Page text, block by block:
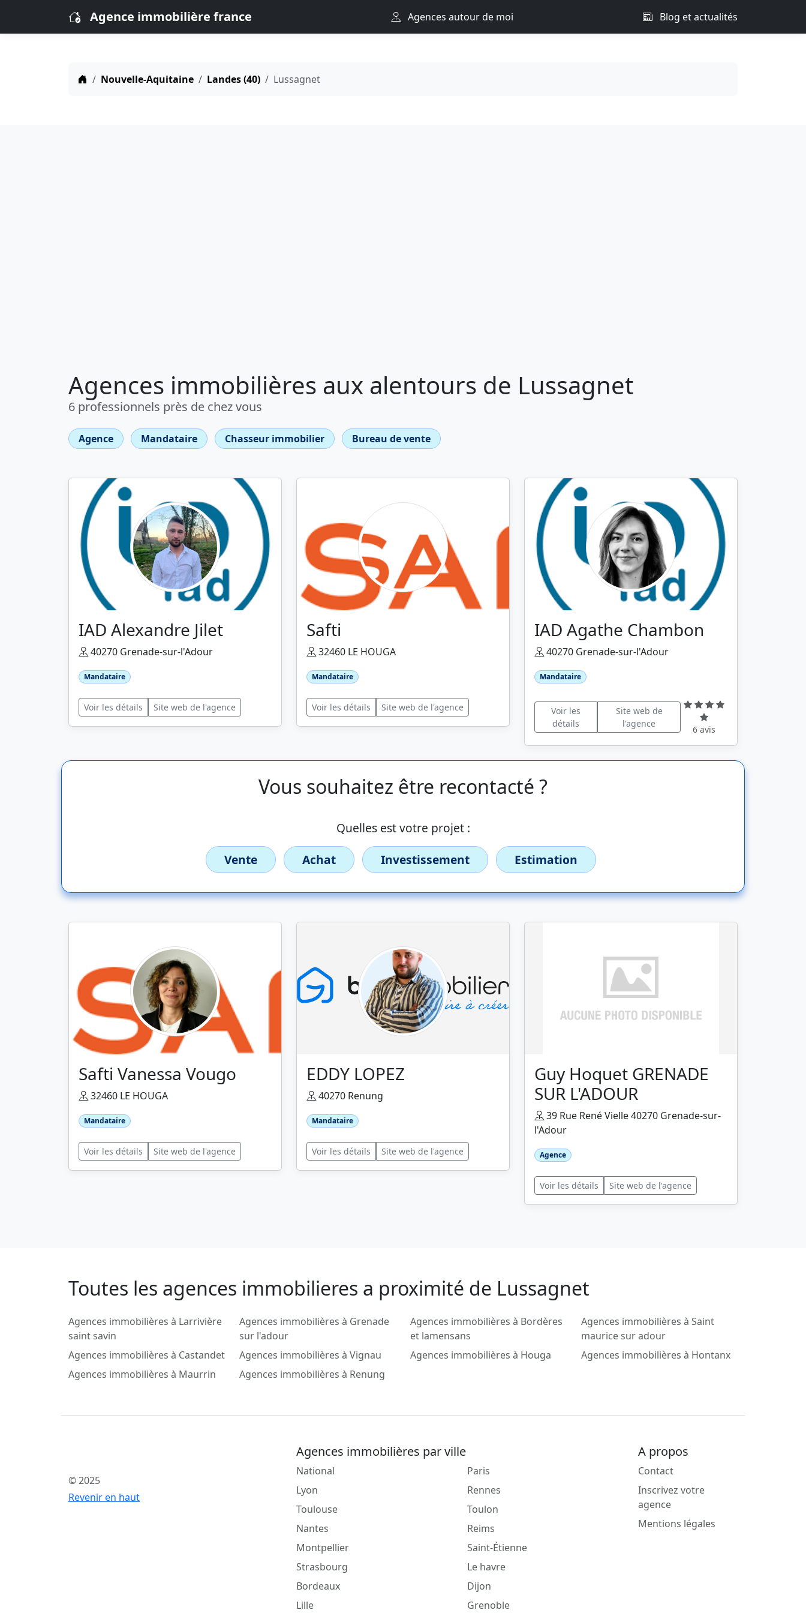
Agence immobilière france Agences autour de moi Blog et actualités
Nouvelle-Aquitaine Landes (40) Lussagnet
Agences immobilières aux alentours de Lussagnet
6 professionnels près de chez vous
Agence Mandataire Chasseur immobilier Bureau de vente
IAD Alexandre Jilet
40270 Grenade-sur-l'Adour
Mandataire
Voir les détails Site web de l'agence
Safti
32460 LE HOUGA
Mandataire
Voir les détails Site web de l'agence
IAD Agathe Chambon
40270 Grenade-sur-l'Adour
Mandataire
Voir les
détails
Site web de
l'agence
6 avis
Vous souhaitez être recontacté ?
Quelles est votre projet :
Vente
Achat Investissement Estimation
Safti Vanessa Vougo
32460 LE HOUGA
Mandataire
Voir les détails Site web de l'agence
EDDY LOPEZ
40270 Renung
Mandataire
Voir les détails Site web de l'agence
Guy Hoquet GRENADE
SUR L'ADOUR
39 Rue René Vielle 40270 Grenade-sur-
l'Adour
Agence
Voir les détails Site web de l'agence
Toutes les agences immobilieres a proximité de Lussagnet
Agences immobilières à Larrivière
saint savin
Agences immobilières à Grenade
sur l'adour
Agences immobilières à Bordères
et lamensans
Agences immobilières à Saint
maurice sur adour
Agences immobilières à Castandet
Agences immobilières à Vignau Agences immobilières à Houga
Agences immobilières à Hontanx
Agences immobilières à Maurrin
Agences immobilières à Renung
© 2025
Revenir en haut
Agences immobilières par ville
National
Lyon
Toulouse
Nantes
Montpellier
Strasbourg
Bordeaux
Lille
Paris
Rennes
Toulon
Reims
Saint-Étienne
Le havre
Dijon
Grenoble
A propos
Contact
Inscrivez votre
agence
Mentions légales